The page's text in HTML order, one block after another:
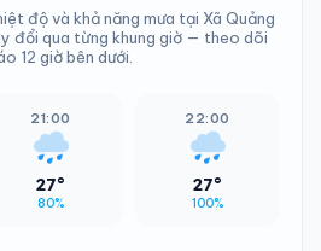
độ và khả năng mưa tại Xã Quảng
đổi qua từng khung giờ — theo dõi
12 giờ bên dưới.
21:00
27°
80%
22:00
27°
100%